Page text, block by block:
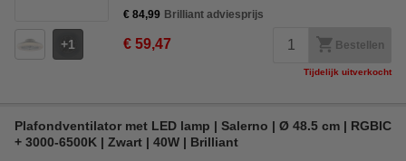
1
€ 84,99 Brilliant adviesprijs
€ 59,47 Bestellen
Tijdelijk uitverkocht
Plafondventilator met LED lamp | Salerno | Ø 48.5 cm | RGBIC
+ 3000-6500K | Zwart | 40W | Brilliant